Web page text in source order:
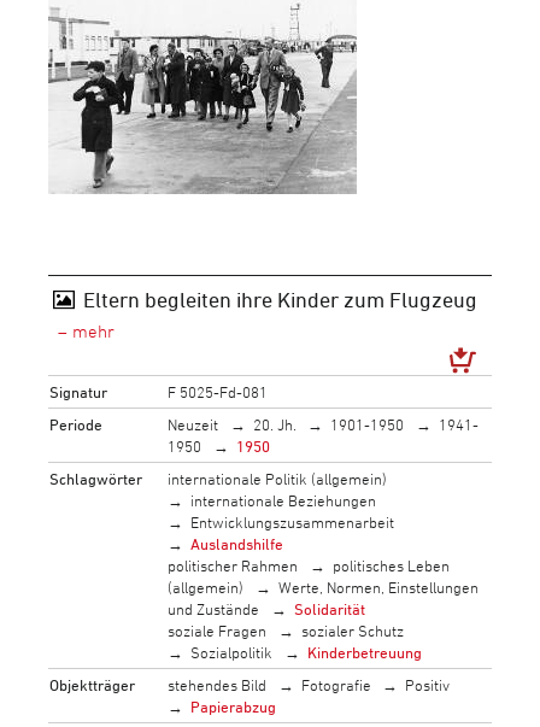
Eltern begleiten ihre Kinder zum Flugzeug
Signatur
F 5025-Fd-081
Periode
Neuzeit 20. Jh. 1901-1950
1941-
1950
1950
Schlagwörter
internationale Politik (allgemein)
internationale Beziehungen
Entwicklungszusammenarbeit
Auslandshilfe
politischer Rahmen
politisches Leben
(allgemein)
Werte, Normen, Einstellungen
und Zustände
Solidarität
soziale Fragen
sozialer Schutz
Sozialpolitik
Kinderbetreuung
Objektträger
stehendes Bild Fotografie
Positiv
Papierabzug